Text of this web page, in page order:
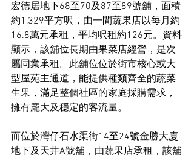
宏德居地下68至70及87至89號舖，面積
約1,329平方呎，由一間蔬果店以每月約
16.8萬元承租，平均呎租約126元。資料
顯示，該舖位長期由果菜店經營，是次
屬同業承租。此舖位位於街市核心或大
型屋苑主通道，能提供種類齊全的蔬菜
生果，滿足整個社區的家庭採購需求，
擁有龐大及穩定的客流量。
而位於灣仔石水渠街14至24號金勝大廈
地下及天井A號舖，由蔬果店承租，該舖